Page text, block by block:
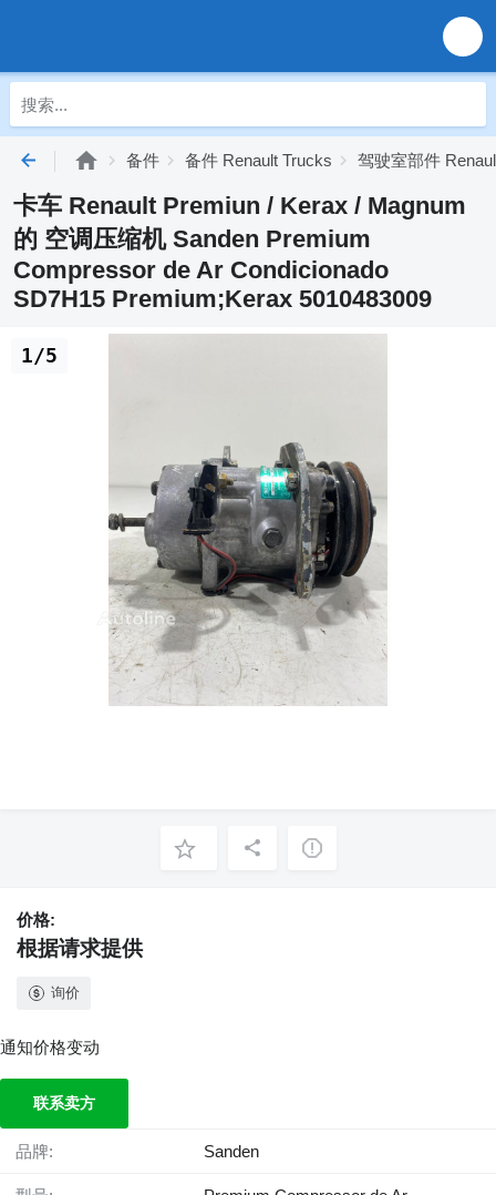
备件 备件 Renault Trucks 驾驶室部件
卡车 Renault Premiun / Kerax / Magnum
的 空调压缩机 Sanden Premium
Compressor de Ar Condicionado
SD7H15 Premium;Kerax 5010483009
1/5
价格:
根据请求提供
询价
通知价格变动
联系卖方
品牌: Sanden